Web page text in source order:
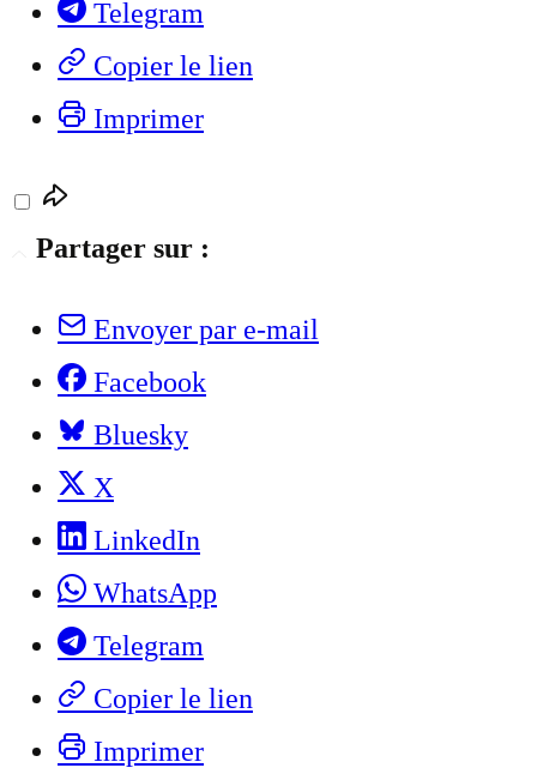
Telegram
Copier le lien
Imprimer
Partager sur :
Envoyer par e-mail
Facebook
Bluesky
X
LinkedIn
WhatsApp
Telegram
Copier le lien
Imprimer